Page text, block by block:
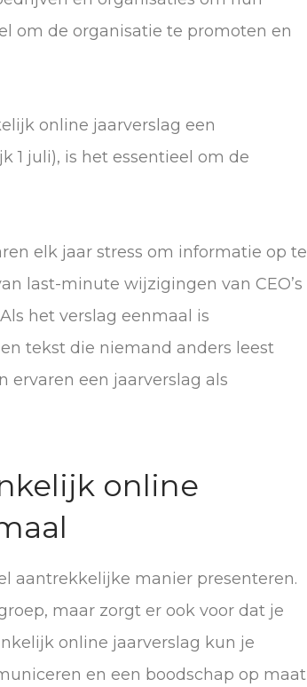
om de organisatie te promoten en
online jaarverslag een
1 juli), is het essentieel om de
elk jaar stress om informatie op te
last-minute wijzigingen van CEO’s
het verslag eenmaal is
tekst die niemand anders leest
ervaren een jaarverslag als
online
aantrekkelijke manier presenteren.
maar zorgt er ook voor dat je
online jaarverslag kun je
en een boodschap op maat